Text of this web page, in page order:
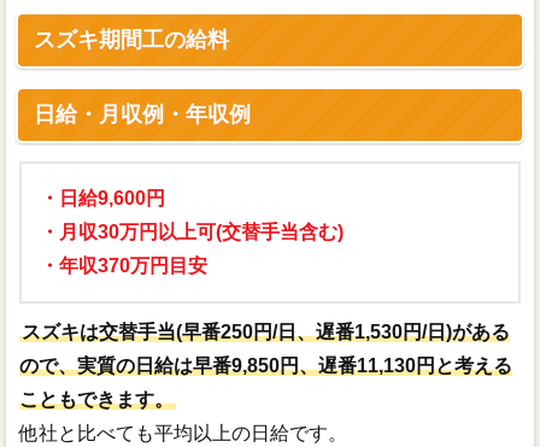
スズキ期間工の給料
日給・月収例・年収例
・日給9,600円
・月収30万円以上可(交替手当含む)
・年収370万円目安
スズキは交替手当(早番250円/日、遅番1,530円/日)がある
ので、実質の日給は早番9,850円、遅番11,130円と考える
こともできます。
他社と比べても平均以上の日給です。